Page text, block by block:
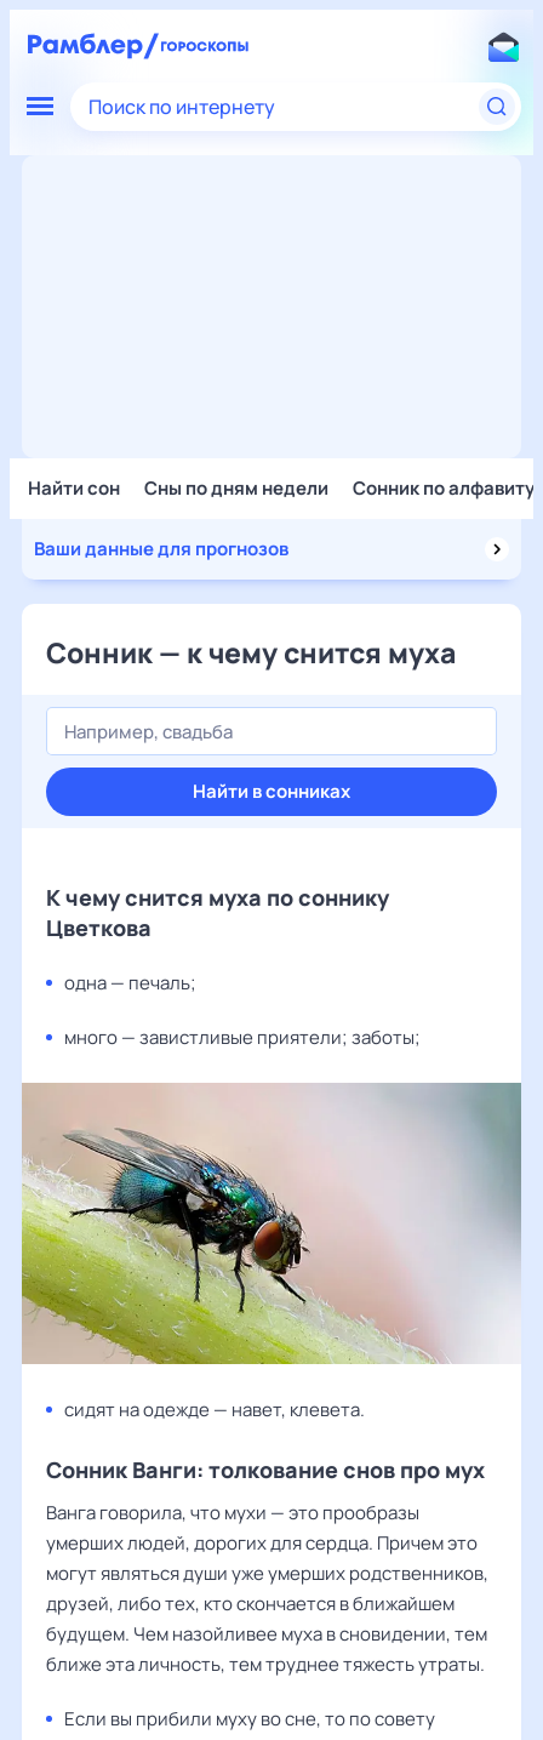
Поиск по интернету
Найти сон Сны по дням недели Сонник по алфавиту
Ваши данные для прогнозов
Сонник — к чему снится муха
Найти в сонниках
К чему снится муха по соннику
Цветкова
одна — печаль;
много — завистливые приятели; заботы;
сидят на одежде — навет, клевета.
Сонник Ванги: толкование снов про мух
Ванга говорила, что мухи — это прообразы
умерших людей, дорогих для сердца. Причем это
могут являться души уже умерших родственников,
друзей, либо тех, кто скончается в ближайшем
будущем. Чем назойливее муха в сновидении, тем
ближе эта личность, тем труднее тяжесть утраты.
Если вы прибили муху во сне, то по совету